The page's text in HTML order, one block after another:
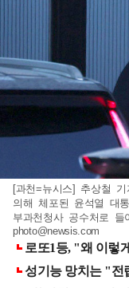
[과천=뉴시스] 추상철
의해 체포된 윤석열 대
부과천청사 공수처로 들
photo@newsis.com